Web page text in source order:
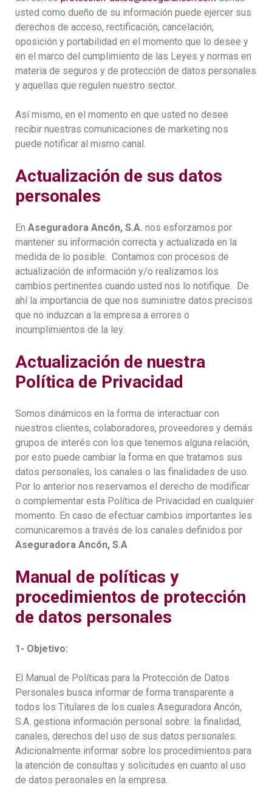
usted como dueño de su información puede ejercer sus
derechos de acceso, rectificación, cancelación,
oposición y portabilidad en el momento que lo desee y
en el marco del cumplimiento de las Leyes y normas en
materia de seguros y de protección de datos personales
y aquellas que regulen nuestro sector.
Así mismo, en el momento en que usted no desee
recibir nuestras comunicaciones de marketing nos
puede notificar al mismo canal.
Actualización de sus datos
personales
En Aseguradora Ancón, S.A. nos esforzamos por
mantener su información correcta y actualizada en la
medida de lo posible. Contamos con procesos de
actualización de información y/o realizamos los
cambios pertinentes cuando usted nos lo notifique. De
ahí la importancia de que nos suministre datos precisos
que no induzcan a la empresa a errores o
incumplimientos de la ley.
Actualización de nuestra
Política de Privacidad
Somos dinámicos en la forma de interactuar con
nuestros clientes, colaboradores, proveedores y demás
grupos de interés con los que tenemos alguna relación,
por esto puede cambiar la forma en que tratamos sus
datos personales, los canales o las finalidades de uso.
Por lo anterior nos reservamos el derecho de modificar
o complementar esta Política de Privacidad en cualquier
momento. En caso de efectuar cambios importantes les
comunicaremos a través de los canales definidos por
Aseguradora Ancón, S.A
Manual de políticas y
procedimientos de protección
de datos personales
1- Objetivo:
El Manual de Políticas para la Protección de Datos
Personales busca informar de forma transparente a
todos los Titulares de los cuales Aseguradora Ancón,
S.A. gestiona información personal sobre: la finalidad,
canales, derechos del uso de sus datos personales.
Adicionalmente informar sobre los procedimientos para
la atención de consultas y solicitudes en cuanto al uso
de datos personales en la empresa.